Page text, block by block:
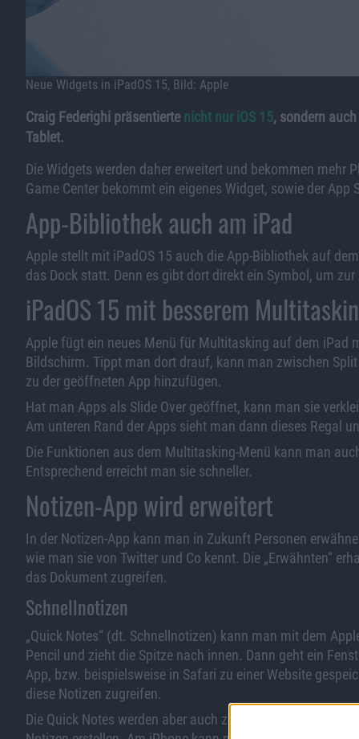
Neue Widgets in iPadOS 15, Bild: Apple
Craig Federighi präsentierte nicht nur iOS 15, sondern
Tablet.
Die Widgets werden daher erweitert und bekommen mehr
Game Center bekommt ein eigenes Widget, sowie der App
App-Bibliothek auch am iPad
Apple stellt mit iPadOS 15 auch die App-Bibliothek auf
das Dock statt. Denn es gibt dort direkt ein Symbol, um
iPadOS 15 mit besserem
Apple fügt ein neues Menü für Multitasking auf dem iPad
Bildschirm. Tippt man dort drauf, kann man zwischen
zu der geöffneten App hinzufügen.
Hat man Apps als Slide Over geöffnet, kann man sie
Am unteren Rand der Apps sieht man dann dieses Regal
Die Funktionen aus dem Multitasking-Menü kann man
Entsprechend erreicht man sie schneller.
Notizen-App wird erweitert
In der Notizen-App kann man in Zukunft Personen
wie man sie von Twitter und Co kennt. Die „Erwähnten“
das Dokument zugreifen.
Schnellnotizen
„Quick Notes“ (dt. Schnellnotizen) kann man mit dem
Pencil und zieht die Spitze nach innen. Dann geht ein
App, bzw. beispielsweise in Safari zu einer Website
diese Notizen zugreifen.
Die Quick Notes werden aber auch zentral in der Notizen-